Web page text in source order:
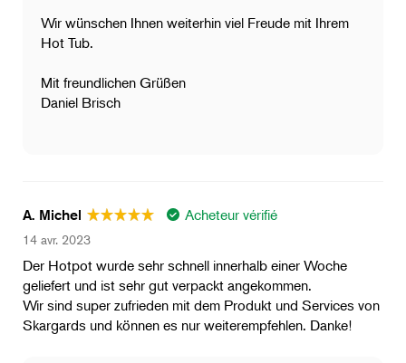
Wir wünschen Ihnen weiterhin viel Freude mit Ihrem
Hot Tub.
Mit freundlichen Grüßen
Daniel Brisch
A. Michel Acheteur vérifié
14 avr. 2023
Der Hotpot wurde sehr schnell innerhalb einer Woche
geliefert und ist sehr gut verpackt angekommen.
Wir sind super zufrieden mit dem Produkt und Services von
Skargards und können es nur weiterempfehlen. Danke!